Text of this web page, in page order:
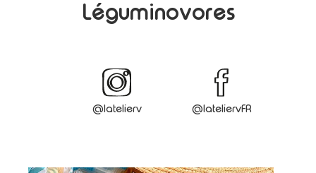
Léguminovores
@latelierv @lateliervFR